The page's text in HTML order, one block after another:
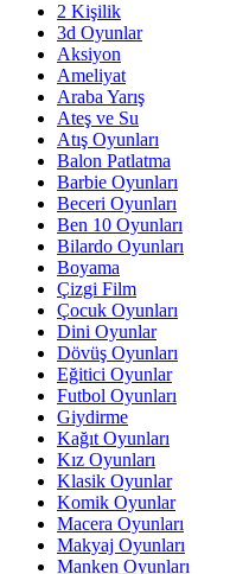
2 Kişilik
3d Oyunlar
Aksiyon
Ameliyat
Araba Yarış
Ateş ve Su
Atış Oyunları
Balon Patlatma
Barbie Oyunları
Beceri Oyunları
Ben 10 Oyunları
Bilardo Oyunları
Boyama
Çizgi Film
Çocuk Oyunları
Dini Oyunlar
Dövüş Oyunları
Eğitici Oyunlar
Futbol Oyunları
Giydirme
Kağıt Oyunları
Kız Oyunları
Klasik Oyunlar
Komik Oyunlar
Macera Oyunları
Makyaj Oyunları
Manken Oyunları